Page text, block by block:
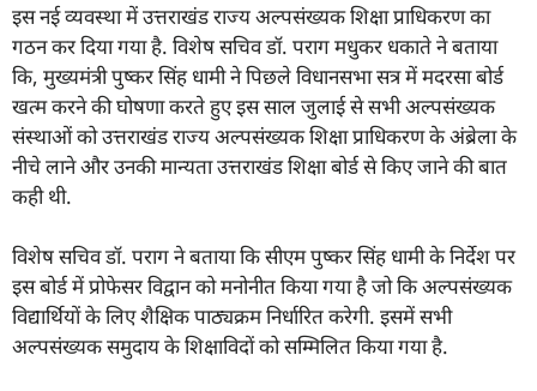
इस नई व्यवस्था में उत्तराखंड राज्य अल्पसंख्यक शिक्षा प्राधिकरण का
गठन कर दिया गया है. विशेष सचिव डॉ. पराग मधुकर धकाते ने बताया
कि, मुख्यमंत्री पुष्कर सिंह धामी ने पिछले विधानसभा सत्र में मदरसा बोर्ड
खत्म करने की घोषणा करते हुए इस साल जुलाई से सभी अल्पसंख्यक
संस्थाओं को उत्तराखंड राज्य अल्पसंख्यक शिक्षा प्राधिकरण के अंब्रेला के
नीचे लाने और उनकी मान्यता उत्तराखंड शिक्षा बोर्ड से किए जाने की बात
कही थी.
विशेष सचिव डॉ. पराग ने बताया कि सीएम पुष्कर सिंह धामी के निर्देश पर
इस बोर्ड में प्रोफेसर विद्वान को मनोनीत किया गया है जो कि अल्पसंख्यक
विद्यार्थियों के लिए शैक्षिक पाठ्यक्रम निर्धारित करेगी. इसमें सभी
अल्पसंख्यक समुदाय के शिक्षाविदों को सम्मिलित किया गया है.